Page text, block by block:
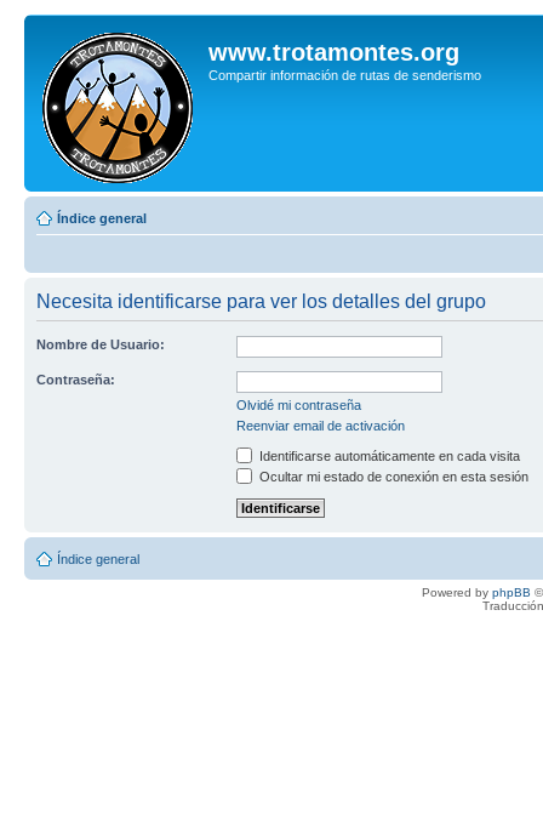
www.trotamontes.org
Compartir información de rutas de senderismo
Índice general
Necesita identificarse para ver los detalles del grupo
Nombre de Usuario:
Contraseña:
Olvidé mi contraseña
Reenviar email de activación
Identificarse automáticamente en cada visita
Ocultar mi estado de conexión en esta sesión
Índice general
Powered by phpBB